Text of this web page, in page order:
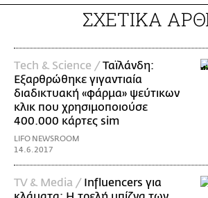
ΣΧΕΤΙΚΑ
Τech & Science /Ταϊλάνδη:
Εξαρθρώθηκε γιγαντιαία
διαδικτυακή «φάρμα» ψεύτικων
κλικ που χρησιμοποιούσε
400.000 κάρτες sim
LIFO NEWSROOM
14.6.2017
TV & Media / Influencers για